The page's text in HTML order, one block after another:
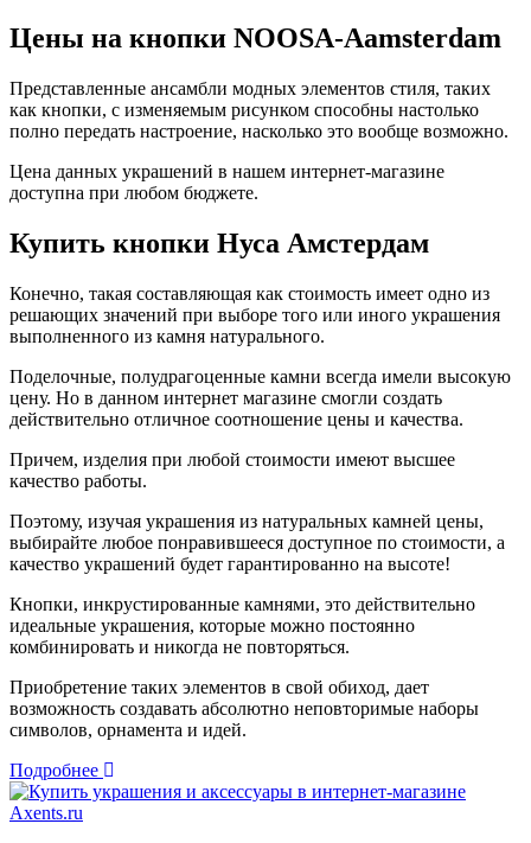
Цены на кнопки NOOSA-Aamsterdam
Представленные ансамбли модных элементов стиля, таких
как кнопки, с изменяемым рисунком способны настолько
полно передать настроение, насколько это вообще возможно.
Цена данных украшений в нашем интернет-магазине
доступна при любом бюджете.
Купить кнопки Нуса Амстердам
Конечно, такая составляющая как стоимость имеет одно из
решающих значений при выборе того или иного украшения
выполненного из камня натурального.
Поделочные, полудрагоценные камни всегда имели высокую
цену. Но в данном интернет магазине смогли создать
действительно отличное соотношение цены и качества.
Причем, изделия при любой стоимости имеют высшее
качество работы.
Поэтому, изучая украшения из натуральных камней цены,
выбирайте любое понравившееся доступное по стоимости, а
качество украшений будет гарантированно на высоте!
Кнопки, инкрустированные камнями, это действительно
идеальные украшения, которые можно постоянно
комбинировать и никогда не повторяться.
Приобретение таких элементов в свой обиход, дает
возможность создавать абсолютно неповторимые наборы
символов, орнамента и идей.
Подробнее